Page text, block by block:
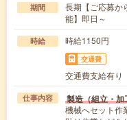
期間
長期【ご応募か
能】即日～
時給 時給1150円
交通費
交通費支給有り
仕事内容 製造（組立・加
機械へセット作